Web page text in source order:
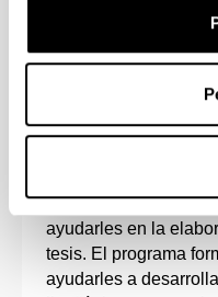
Programa específico
dirigida a
ayudarles en la
tesis. El programa
ayudarles a